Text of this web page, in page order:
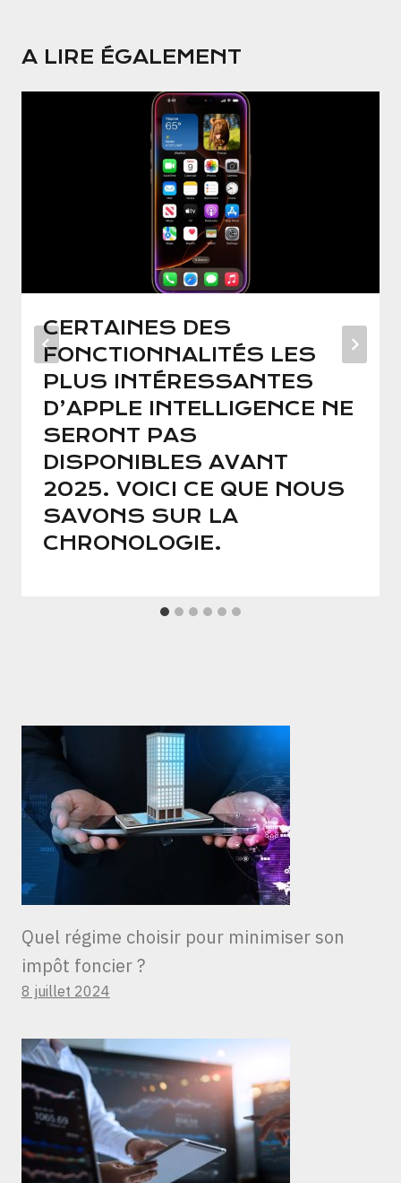
A LIRE ÉGALEMENT
CERTAINES DES
FONCTIONNALITÉS LES
PLUS INTÉRESSANTES
D’APPLE INTELLIGENCE NE
SERONT PAS
DISPONIBLES AVANT
2025. VOICI CE QUE NOUS
SAVONS SUR LA
CHRONOLOGIE.
Quel régime choisir pour minimiser son
impôt foncier ?
8 juillet 2024